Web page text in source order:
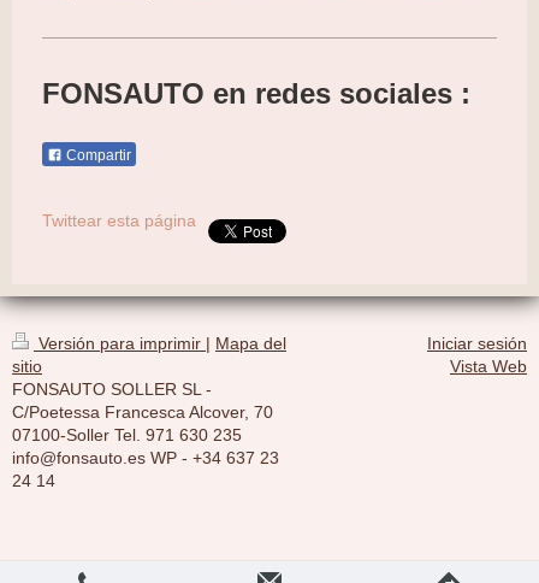
FONSAUTO en redes sociales :
Compartir
Twittear esta página
Versión para imprimir | Mapa del
sitio
FONSAUTO SOLLER SL -
C/Poetessa Francesca Alcover, 70
07100-Soller Tel. 971 630 235
info@fonsauto.es WP - +34 637 23
24 14
Iniciar sesión
Vista Web